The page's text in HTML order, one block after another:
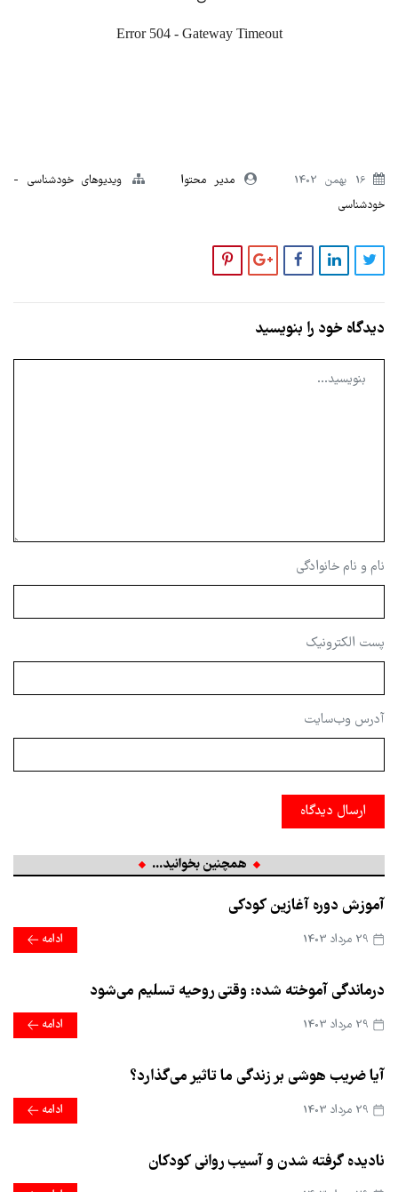
16 بهمن 1402 مدیر محتوا
ویدیوهای خودشناسی
خودشناسی
دیدگاه خود را بنویسید
نام و نام خانوادگی
پست الکترونیک
آدرس وب‌سایت
ارسال دیدگاه
همچنین بخوانید...
آموزش دوره آغازین کودکی
ادامه
درماندگی آموخته شده: وقتی روحیه تسلیم می‌شود
ادامه
آیا ضریب هوشی بر زندگی ما تاثیر می‌گذارد؟
ادامه
نادیده گرفته شدن و آسیب روانی کودکان